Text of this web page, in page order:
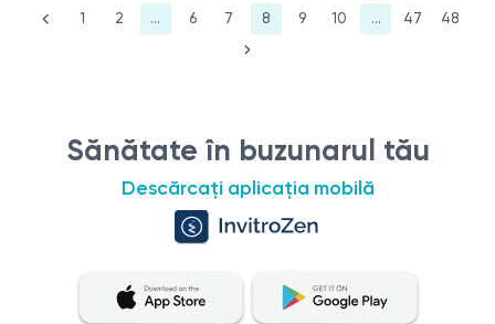
1 2 ... 6 7 8 9 10 ... 47 48
Sănătate în buzunarul tău
Descărcați aplicația mobilă